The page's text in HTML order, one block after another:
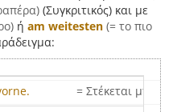
(Συγκριτικός) και με
ή am weitesten (= το πιο
= Στέκεται